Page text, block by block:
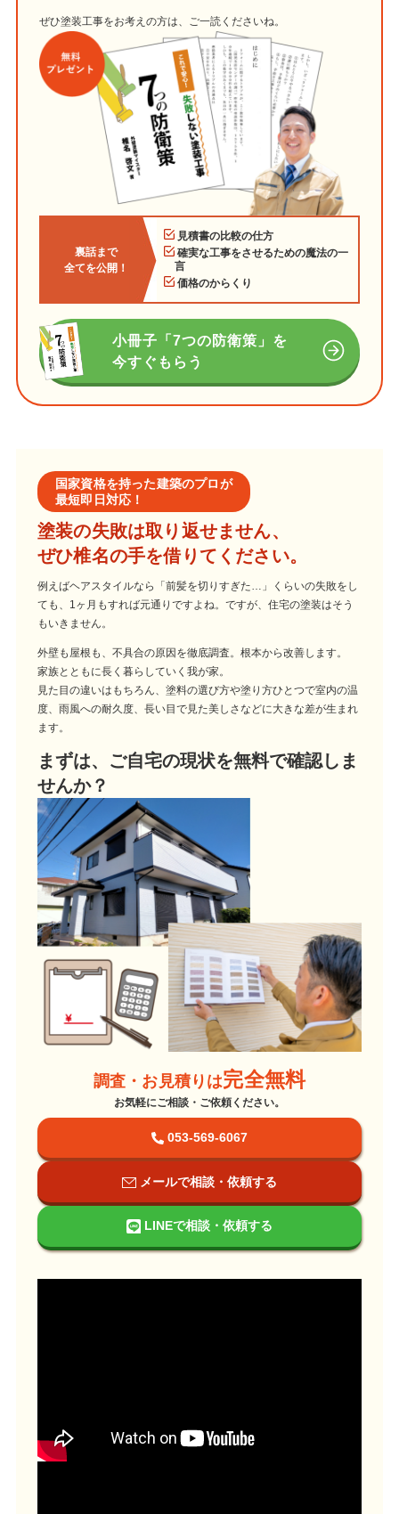
ぜひ塗装工事をお考えの方は、ご一読くださいね。
裏話まで
全てを公開！
見積書の比較の仕方
確実な工事をさせるための魔法の一
言
価格のからくり
小冊子「7つの防衛策」を
今すぐもらう
国家資格を持った建築のプロが
最短即日対応！
塗装の失敗は取り返せません、
ぜひ椎名の手を借りてください。
例えばヘアスタイルなら「前髪を切りすぎた…」くらいの失敗をし
ても、1ヶ月もすれば元通りですよね。ですが、住宅の塗装はそう
もいきません。
外壁も屋根も、不具合の原因を徹底調査。根本から改善します。
家族とともに長く暮らしていく我が家。
見た目の違いはもちろん、塗料の選び方や塗り方ひとつで室内の温
度、雨風への耐久度、長い目で見た美しさなどに大きな差が生まれ
ます。
まずは、ご自宅の現状を無料で確認しま
せんか？
調査・お見積りは完全無料
お気軽にご相談・ご依頼ください。
053-569-6067
メールで相談・依頼する
LINEで相談・依頼する